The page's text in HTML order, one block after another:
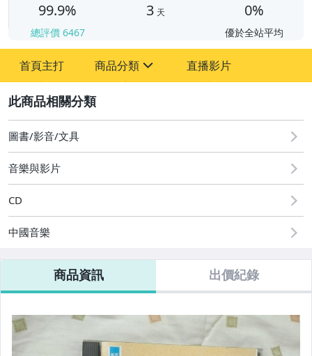
99.9%
總評價 6467
3 天 0%
優於全站平均
首頁主打 商品分類
圖書/影音/文具
偶像、球員卡與郵幣
直播影片
圖書/影音/文具
音樂與影片
CD
中國音樂
商品資訊 出價紀錄